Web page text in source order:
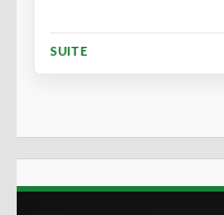
SUITE